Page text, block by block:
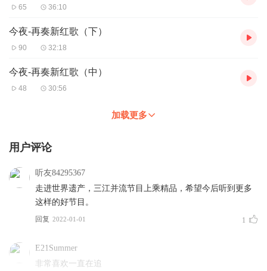
65 36:10
今夜-再奏新红歌（下）
90 32:18
今夜-再奏新红歌（中）
48 30:56
加载更多
用户评论
听友84295367
走进世界遗产，三江并流节目上乘精品，希望今后听到更多
这样的好节目。
回复 2022-01-01 1
E21Summer
非常喜欢一直在追